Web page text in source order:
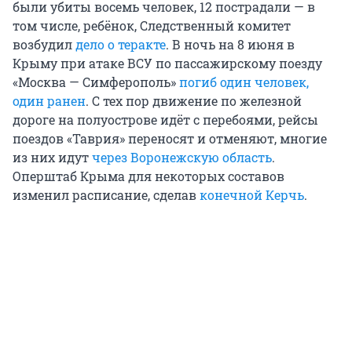
были убиты восемь человек, 12 пострадали — в
том числе, ребёнок, Следственный комитет
возбудилдело о теракте. В ночь на 8 июня в
Крыму при атаке ВСУ по пассажирскому поезду
«Москва — Симферополь»погиб один человек,
один ранен. С тех пор движение по железной
дороге на полуострове идёт с перебоями, рейсы
поездов «Таврия» переносят и отменяют, многие
из них идутчерез Воронежскую область.
Оперштаб Крыма для некоторых составов
изменил расписание, сделавконечной Керчь.